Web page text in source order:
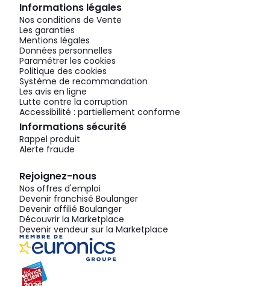
Informations légales
Nos conditions de Vente
Les garanties
Mentions légales
Données personnelles
Paramétrer les cookies
Politique des cookies
Système de recommandation
Les avis en ligne
Lutte contre la corruption
Accessibilité : partiellement conforme
Informations sécurité
Rappel produit
Alerte fraude
Rejoignez-nous
Nos offres d'emploi
Devenir franchisé Boulanger
Devenir affilié Boulanger
Découvrir la Marketplace
Devenir vendeur sur la Marketplace